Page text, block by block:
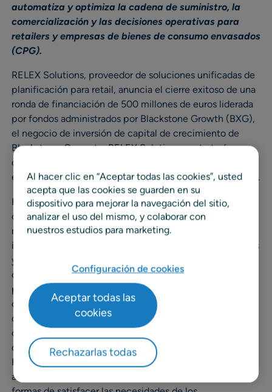
automatiza y optimiza la cadena de suministro, la
comercialización y las decisiones operativas para
retailers y empresas de bienes de consumo envasados
(CPG).
RELEX Solutions, proveedor de soluciones unificadas de
planificación para retail, anuncia el cierre exitoso de una
ronda de financiación de 500 millones de euros liderada
por fondos administrados por Blackstone Growth (BXG),
el negocio de inversión de capital de crecimiento de
Blackstone. Con esto, RELEX Solutions contratará a
cientos de desarrolladores y expertos para aumentar su
equipo técnico, que ya cuenta con más de 400 personas.
RELEX Solutions es una empresa rentable en híper
crecimiento con más de 1.300 empleados en todo el
mundo. LaLiving Retail Platformde RELEX, en la nube e
impulsada por Inteligencia Artificial (IA), ayuda a retailers
y marcas a reducir la merma, los costes y la mano de
obra mediante la automatización y optimización de la
planificación de la demanda, la comercialización, la
cadena de suministro y las jornadas laborales En tiempos
de cambios acelerados, con una demanda de los
consumidores fragmentada, nuevos canales de ventas y
distribución, y disrupción de la cadena de suministro,
RELEX Solutions facilita que retailers y marcas puedan
adaptarse rápidamente y los ayudan a encontrar nuevas
Al hacer clic en “Aceptar todas las cookies”, usted
acepta que las cookies se guarden en su
dispositivo para mejorar la navegación del sitio,
analizar el uso del mismo, y colaborar con
nuestros estudios para marketing.
Configuración de cookies
Rechazarlas todas
Aceptar todas las
cookies